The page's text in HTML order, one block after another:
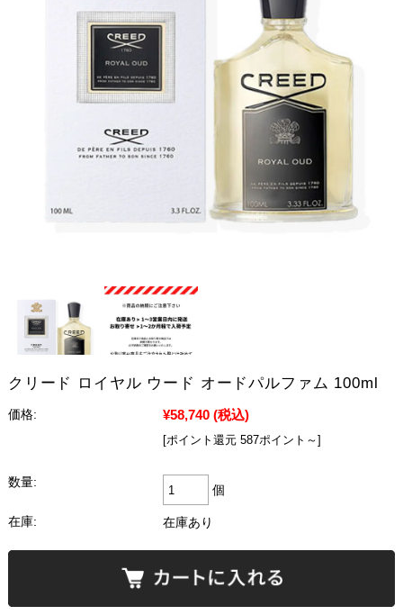
クリード ロイヤル ウード オードパルファム 100ml
価格: ¥58,740 (税込)
[ポイント還元 587ポイント～]
数量:
個
在庫: 在庫あり